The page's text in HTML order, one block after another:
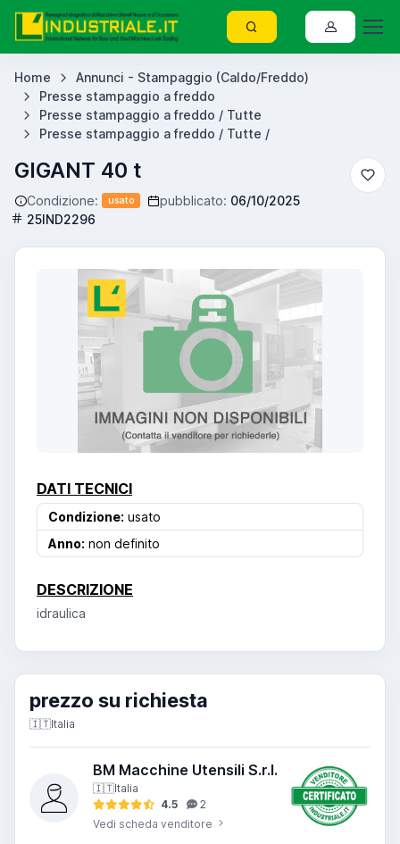
Home
Annunci - Stampaggio (Caldo/Freddo)
Presse stampaggio a freddo
Presse stampaggio a freddo / Tutte
Presse stampaggio a freddo / Tutte /
GIGANT 40 t
Condizione: usato pubblicato: 06/10/2025
25IND2296
DATI TECNICI
Condizione: usato
Anno: non definito
DESCRIZIONE
idraulica
prezzo su richiesta
🇮🇹Italia
BM Macchine Utensili S.r.l.
🇮🇹Italia
4.5
2
Vedi scheda venditore